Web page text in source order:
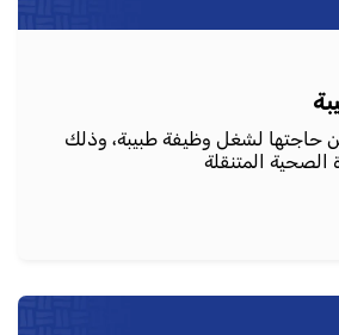
لشغل وظيفة طبيبة، وذلك
المتنقلة